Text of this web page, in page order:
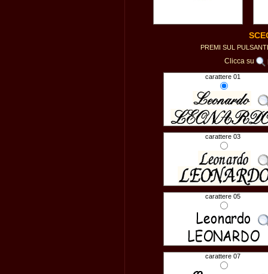
PREMI SUL
Clicca su
carattere 01
carattere 03
carattere 05
carattere 07